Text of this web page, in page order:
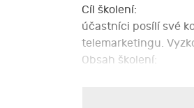
Cíl školení:
účastníci posílí své
telemarketingu.
Obsah školení: